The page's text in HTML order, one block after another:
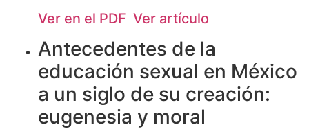
Ver en el PDF Ver artículo
Antecedentes de la
educación sexual en México
a un siglo de su creación:
eugenesia y moral